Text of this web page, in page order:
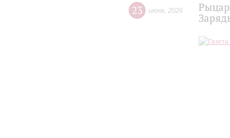
23 июня 2026